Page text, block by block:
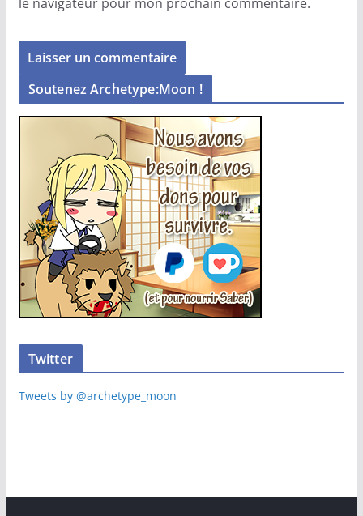
Soutenez Archetype:Moon !
Twitter
Tweets by @archetype_moon